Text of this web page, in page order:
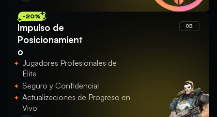
-20%
Impulso de
Posicionamient
o
03.
Jugadores Profesionales de
Élite
Seguro y Confidencial
Actualizaciones de Progreso en
Vivo